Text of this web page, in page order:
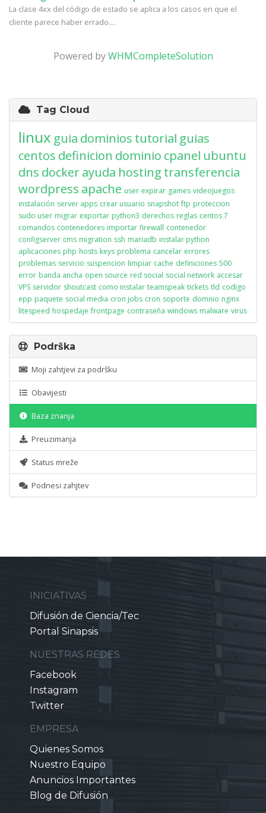
La clase 4xx del código de estado se aplica a los casos en que el
cliente parece haber errado....
Powered byWHMCompleteSolution
Tag Cloud
linux guia dominios tutorial guias
centos definicion dominio cpanel ubuntu
dns dockerayuda hosting transferencia
wordpress apache user expirar games videojuegos
instalación server apps crear usuario snapshot ftp proteccion
sudo user migrar exportar python3 derechos reglas centos 7
comandos contenedores importar firewall contenedor
configserver cms migration ssh mariadb instalar python
aplicaciones php hosts keys problema cancelar errores
problemas servicio suspencion limpiar cache definiciones 500
error banda ancha open source red social social network accesar
VPS servidor shoutcast como instalar teamspeak tickets tld codigo
epp paquete social media cron jobs cron soporte domnio nginx
litespeed hospedaje frontpage contraseña windows malware virus
Podrška
Moji zahtjevi za podršku
Obavijesti
Baza znanja
Preuzimanja
Status mreže
Podnesi zahjtev
INICIATIVAS
Difusión de Ciencia/Tec
Portal Sinapsis
NUESTRAS REDES
Facebook
Instagram
Twitter
EMPRESA
Quienes Somos
Nuestro Equipo
Anuncios Importantes
Blog de Difusión